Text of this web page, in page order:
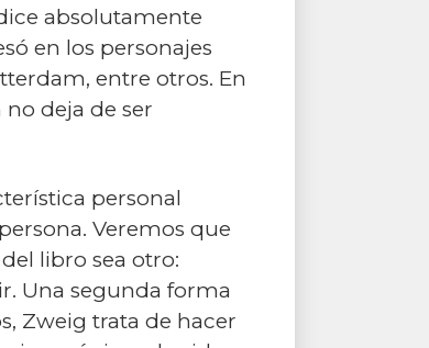
absolutamente
en los personajes
entre otros. En
deja de ser
personal
Veremos que
libro sea otro:
Una segunda forma
Zweig trata de hacer